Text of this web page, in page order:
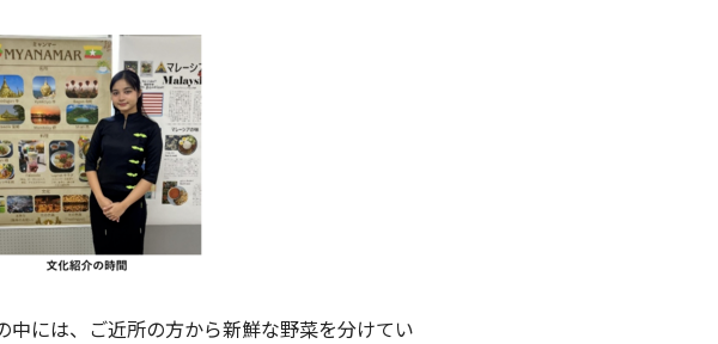
には、ご近所の方から新鮮な野菜を分けてい